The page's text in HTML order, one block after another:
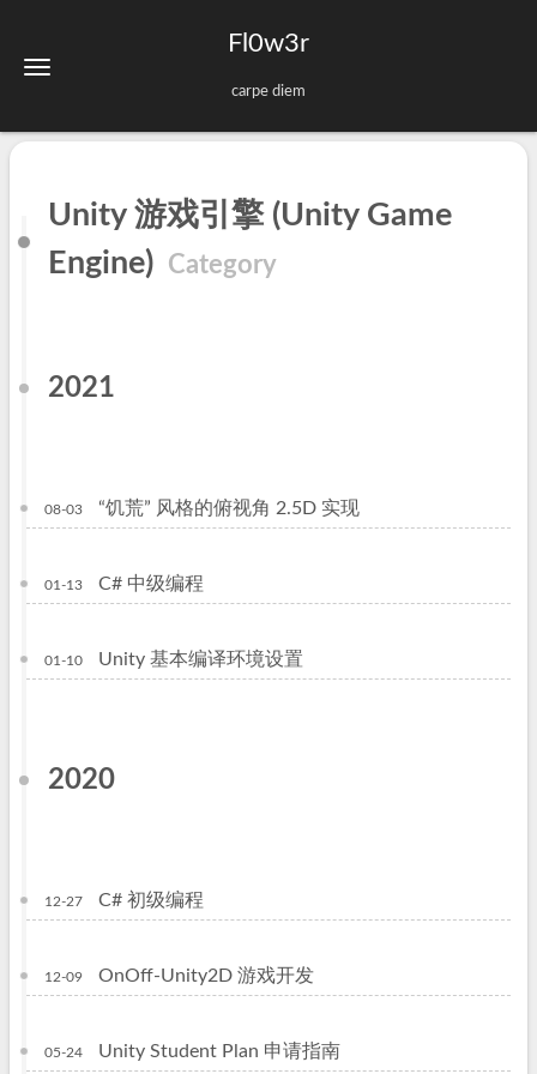
Fl0w3r
carpe diem
Unity 游戏引擎 (Unity Game
Engine)
Category
2021
08-03 “饥荒” 风格的俯视角 2.5D 实现
01-13 C# 中级编程
01-10 Unity 基本编译环境设置
2020
12-27 C# 初级编程
12-09 OnOff-Unity2D 游戏开发
05-24 Unity Student Plan 申请指南